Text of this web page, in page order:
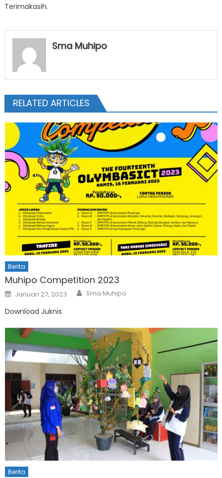
Terimakasih.
Sma Muhipo
RELATED ARTICLES
Berita
Muhipo Competition 2023
Posted
on
Januari 27, 2023 Author
Sma Muhipo
Download Juknis
Berita